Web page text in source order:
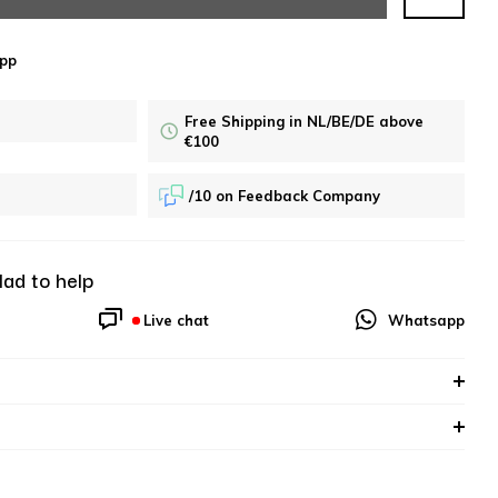
Free Shipping in NL/BE/DE above
€100
/10 on Feedback Company
to help
Live chat Whatsapp